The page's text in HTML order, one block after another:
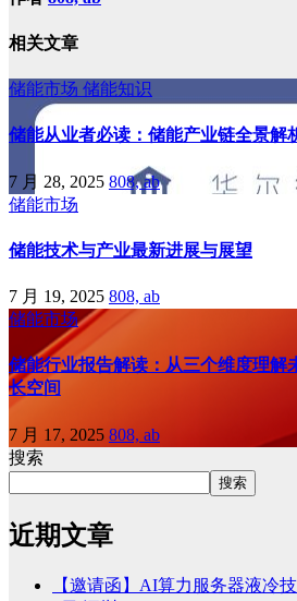
相关文章
储能市场 储能知识
储能从业者必读：储能产业链全景解
7 月 28, 2025 808, ab
储能市场
储能技术与产业最新进展与展望
7 月 19, 2025 808, ab
储能市场
储能行业报告解读：从三个维度理解
长空间
7 月 17, 2025 808, ab
搜索
搜索
近期文章
【邀请函】AI算力服务器液冷